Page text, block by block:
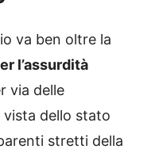
va ben oltre la
l’assurdità
via delle
dello stato
stretti della